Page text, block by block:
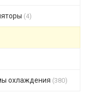
(4)
охлаждения (380)